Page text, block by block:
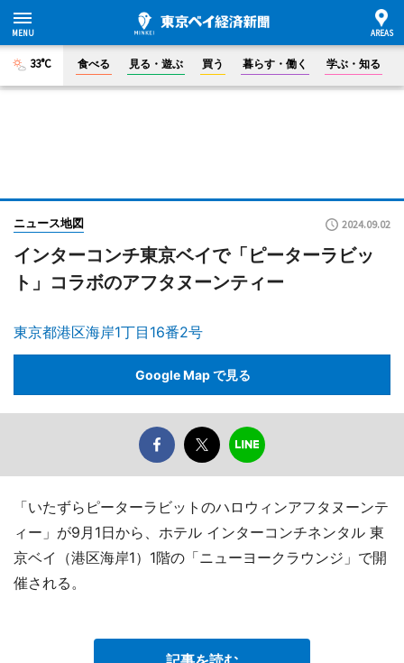
33°C 食べる 見る・遊ぶ 買う 暮らす・働く 学ぶ・知る
ニュース地図 2024.09.02
インターコンチ東京ベイで「ピーターラビッ
ト」コラボのアフタヌーンティー
東京都港区海岸1丁目16番2号
Google Map で見る
「いたずらピーターラビットのハロウィンアフタヌーンテ
ィー」が9月1日から、ホテル インターコンチネンタル 東
京ベイ（港区海岸1）1階の「ニューヨークラウンジ」で開
催される。